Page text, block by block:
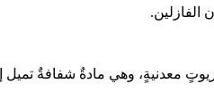
معدنيةٍ، وهي مادةٌ شفافةٌ